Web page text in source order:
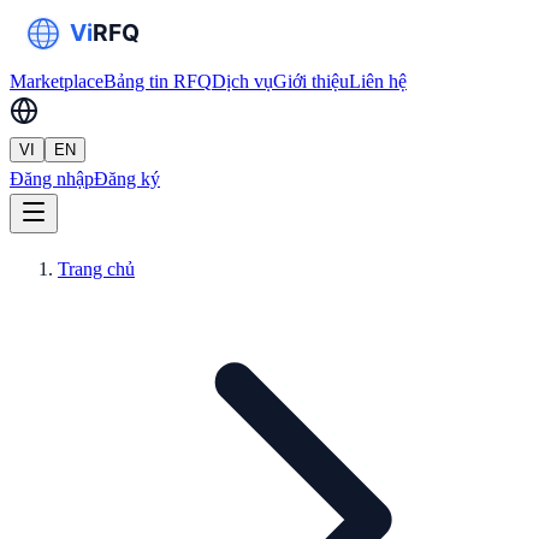
MarketplaceBảng tin RFQDịch vụGiới thiệuLiên hệ
VI EN
Đăng nhậpĐăng ký
Trang chủ